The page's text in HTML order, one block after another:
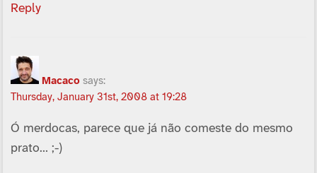
Reply
Macaco says:
Thursday, January 31st, 2008 at 19:28
Ó merdocas, parece que já não comeste do mesmo
prato… ;-)